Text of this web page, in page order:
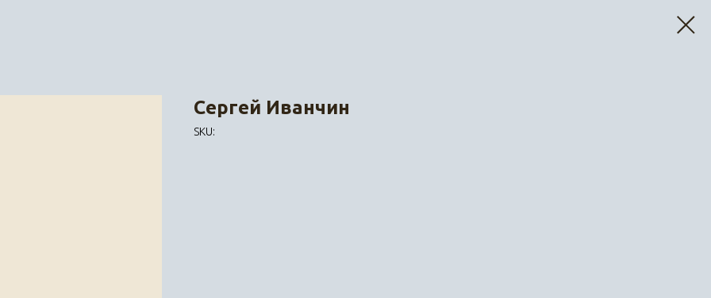
Сергей Иванчин
SKU: